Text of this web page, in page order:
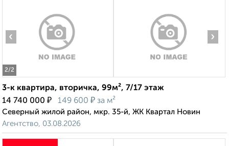
2/2
‹ ›
3-к квартира, вторичка, 99м², 7/17 этаж
14 740 000 ₽ 149 600 ₽ за м²
Северный жилой район, мкр. 35-й, ЖК Квартал Новин
Агентство, 03.08.2026